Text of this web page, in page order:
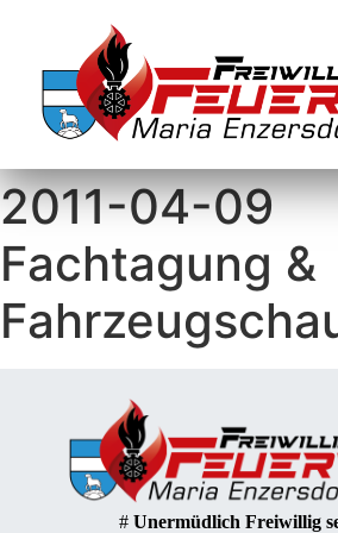
2011-04-09
Fachtagung &
# Unermüdlich Freiwillig